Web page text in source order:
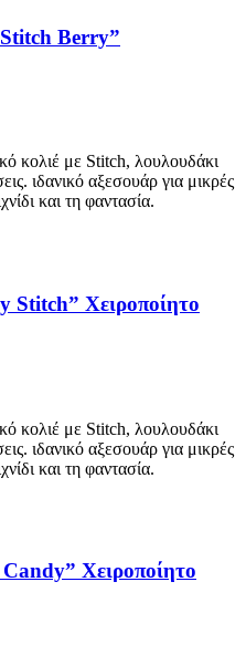
Berry”
κολιέ με Stitch, λουλουδάκι
ιδανικό αξεσουάρ για μικρές
και τη φαντασία.
Stitch” Χειροποίητο
κολιέ με Stitch, λουλουδάκι
ιδανικό αξεσουάρ για μικρές
και τη φαντασία.
Χειροποίητο